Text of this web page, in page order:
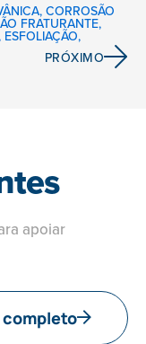
, CORROSÃO
FRATURANTE,
ESFOLIAÇÃO,
PRÓXIMO
apoiar
completo